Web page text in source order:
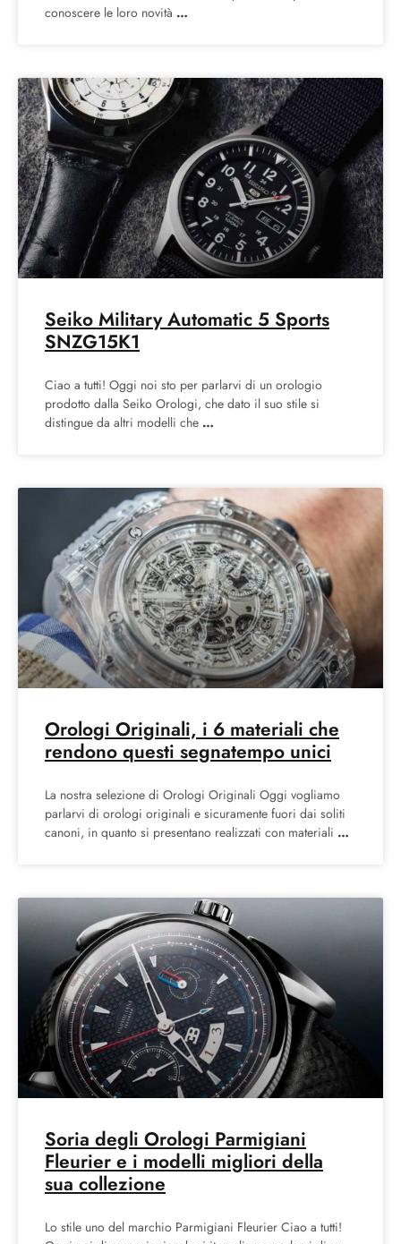
conoscere le loro novità
Seiko Military Automatic 5 Sports
SNZG15K1
Ciao a tutti! Oggi noi sto per parlarvi di un orologio
prodotto dalla Seiko Orologi, che dato il suo stile si
distingue da altri modelli che
Orologi Originali, i 6 materiali che
rendono questi segnatempo unici
La nostra selezione di Orologi Originali Oggi vogliamo
parlarvi di orologi originali e sicuramente fuori dai soliti
canoni, in quanto si presentano realizzati con materiali
Soria degli Orologi Parmigiani
Fleurier e i modelli migliori della
sua collezione
Lo stile uno del marchio Parmigiani Fleurier Ciao a tutti!